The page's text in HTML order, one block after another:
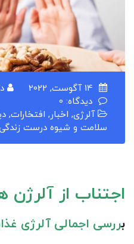
دیدگاه: 0
آلرژی, اخبار, افتخارات,
سلامت و شیوه درست
اجتناب از آلرژن
بررسی اجمالی آلرژی